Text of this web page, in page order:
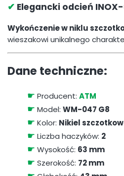
✔ Elegancki odcień
Wykończenie w niklu
wieszakowi unikalnego
Dane techniczne:
☛ Producent: ATM
☛ Model: WM-047 G8
☛ Kolor: Nikiel
☛ Liczba haczyków: 2
☛ Wysokość: 63 mm
☛ Szerokość: 72 mm